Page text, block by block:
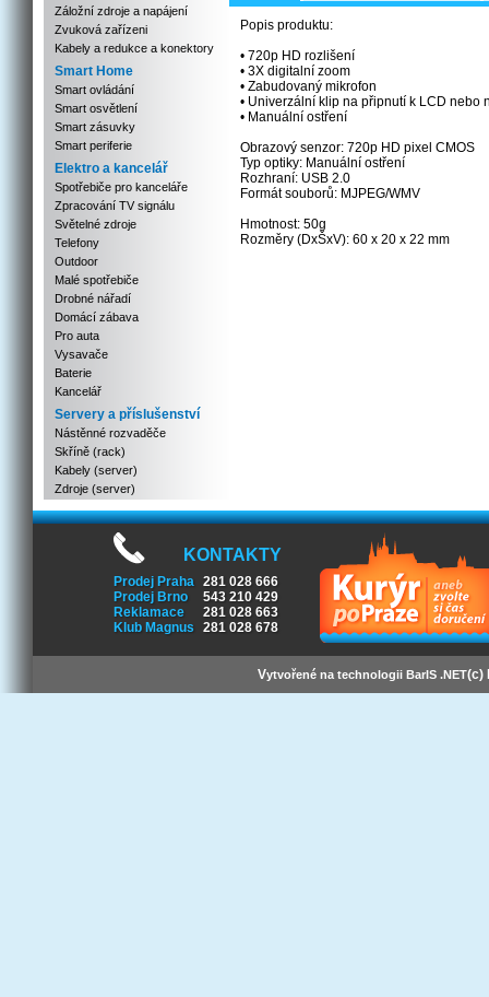
Záložní zdroje a napájení
Zvuková zařízeni
Kabely a redukce a konektory
Smart Home
Smart ovládání
Smart osvětlení
Smart zásuvky
Smart periferie
Elektro a kancelář
Spotřebiče pro kanceláře
Zpracování TV signálu
Světelné zdroje
Telefony
Outdoor
Malé spotřebiče
Drobné nářadí
Domácí zábava
Pro auta
Vysavače
Baterie
Kancelář
Servery a příslušenství
Nástěnné rozvaděče
Skříně (rack)
Kabely (server)
Zdroje (server)
Popis produktu:
• 720p HD rozlišení
• 3X digitalní zoom
• Zabudovaný mikrofon
• Univerzální klip na připnutí k LCD nebo
• Manuální ostření
Obrazový senzor: 720p HD pixel CMOS
Typ optiky: Manuální ostření
Rozhraní: USB 2.0
Formát souborů: MJPEG/WMV
Hmotnost: 50g
Rozměry (DxŠxV): 60 x 20 x 22 mm
KONTAKTY
Prodej Praha 281 028 666
Prodej Brno
543 210 429
Reklamace
281 028 663
Klub Magnus
281 028 678
Vytvořené na technologii BarIS .NET(c)